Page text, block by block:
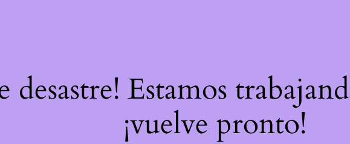
desastre! Estamos
¡vuelve pronto!